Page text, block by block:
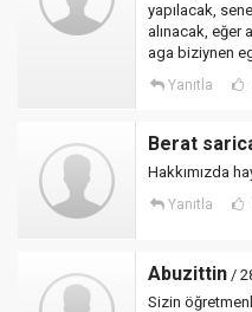
yapılacak,
alınacak, eğer
aga biziynen
Yanıtla
Berat
Hakkımızda
Yanıtla
Abuzittin /
Sizin